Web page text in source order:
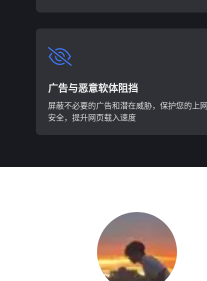
广告与恶意软体阻挡
屏蔽不必要的广告和潜在威胁，保护您的上网
安全，提升网页载入速度